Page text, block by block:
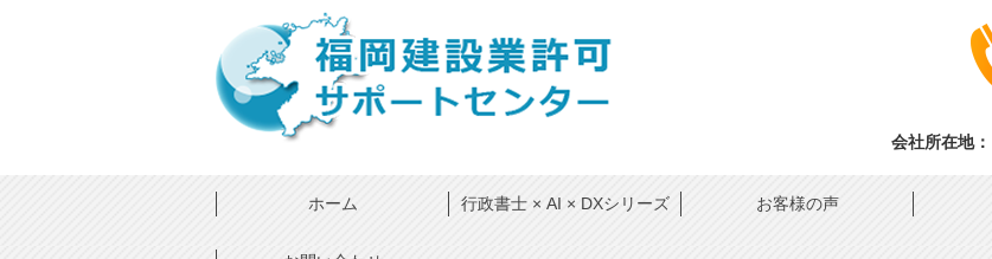
会社所在地：
ホーム 行政書士 × AI × DXシリーズ お客様の声